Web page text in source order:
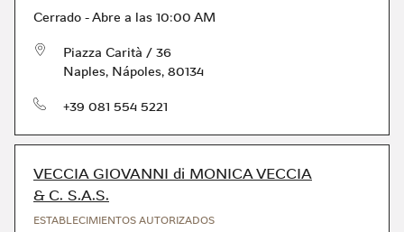
Cerrado -Abre a las 10:00 AM
Piazza Carità / 36
Naples, Nápoles, 80134
Teléfono+39 081 554 5221
VECCIA GIOVANNI di MONICA VECCIA
& C. S.A.S.
ESTABLECIMIENTOS AUTORIZADOS